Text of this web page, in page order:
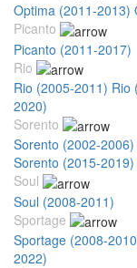
Optima (2011-2013)
Picanto
Picanto (2011-2017)
Rio
Rio (2005-2011) Rio
2020)
Sorento
Sorento (2002-2006)
Sorento (2015-2019)
Soul
Soul (2008-2011)
Sportage
Sportage (2008-
2022)